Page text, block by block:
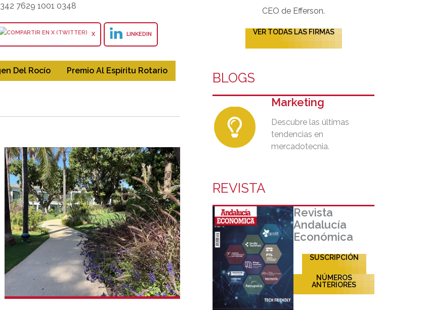
7629 1001 0348
X LINKEDIN
Del Rocío Premio Al Espíritu Rotario
CEO de Efferson.
VER TODAS LAS FIRMAS
BLOGS
Marketing
Descubre las últimas
tendencias en
mercadotecnia.
REVISTA
Revista
Andalucía
Económica
SUSCRIPCIÓN
NÚMEROS
ANTERIORES